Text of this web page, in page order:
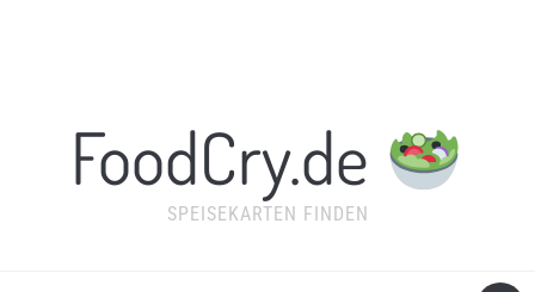
FoodCry.de
SPEISEKARTEN FINDEN